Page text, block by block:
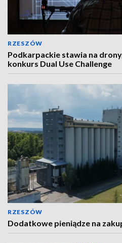
RZESZÓW
Podkarpackie stawia na
konkurs Dual Use Challenge
RZESZÓW
Dodatkowe pieniądze na